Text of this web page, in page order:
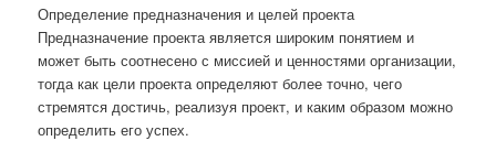
Определение предназначения и целей проекта
Предназначение проекта является широким понятием и
может быть соотнесено с миссией и ценностями организации,
тогда как цели проекта определяют более точно, чего
стремятся достичь, реализуя проект, и каким образом можно
определить его успех.